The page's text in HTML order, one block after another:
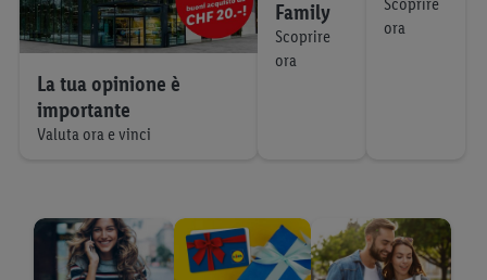
La tua opinione è
importante
Valuta ora e vinci
Family
Scoprire
ora
Scoprire
ora